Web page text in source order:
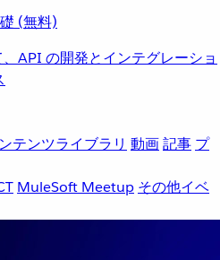
(無料)
API の開発とインテグレーショ
テンツライブラリ 動画記事 プ
MuleSoft Meetup その他イベ